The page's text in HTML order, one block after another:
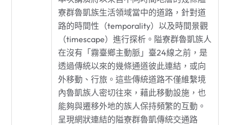
寮群魯凱族生活領域當中的道路，針對道
路的時間性（temporality）以及時間景觀
（timescape）進行探析。隘寮群魯凱族人
在沒有「霧臺鄉主動脈」臺24線之前，是
透過傳統以來的幾條通道彼此連結，或向
外移動、行旅。這些傳統道路不僅維繫境
內魯凱族人密切往來，藉此移動設施，也
能夠與遷移外地的族人保持頻繁的互動。
呈現網狀連結的隘寮群魯凱傳統交通路